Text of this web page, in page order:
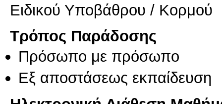
Ειδικού Υποβάθρου / Κορμού
Τρόπος Παράδοσης
Πρόσωπο με πρόσωπο
Eξ απoστάσεως εκπαίδευση